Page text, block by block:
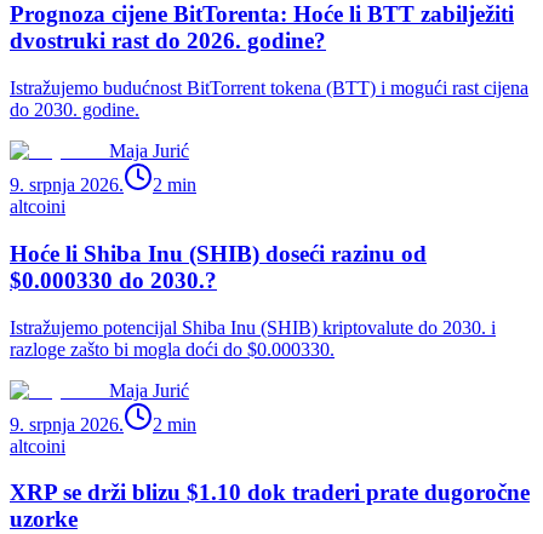
Prognoza cijene BitTorenta: Hoće li BTT zabilježiti
dvostruki rast do 2026. godine?
Istražujemo budućnost BitTorrent tokena (BTT) i mogući rast cijena
do 2030. godine.
Maja Jurić
9. srpnja 2026.
2 min
altcoini
Hoće li Shiba Inu (SHIB) doseći razinu od
$0.000330 do 2030.?
Istražujemo potencijal Shiba Inu (SHIB) kriptovalute do 2030. i
razloge zašto bi mogla doći do $0.000330.
Maja Jurić
9. srpnja 2026.
2 min
altcoini
XRP se drži blizu $1.10 dok traderi prate dugoročne
uzorke